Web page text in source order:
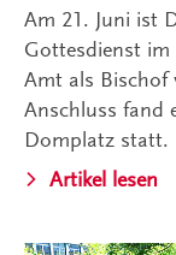
Am 21. Juni ist
Gottesdienst
Amt als Bischof
Anschluss fand
Domplatz statt.
Artikel lesen